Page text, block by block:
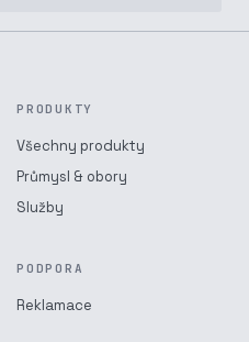
PRODUKTY
Všechny produkty
Průmysl & obory
Služby
PODPORA
Reklamace